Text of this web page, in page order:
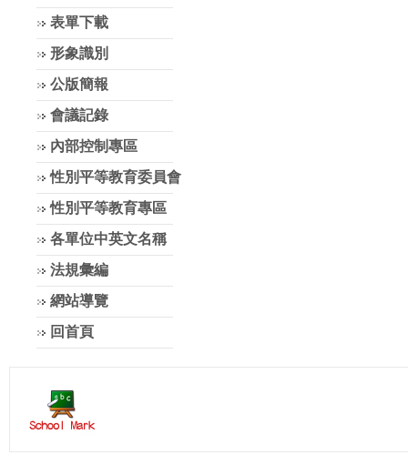
表單下載
形象識別
公版簡報
會議記錄
內部控制專區
性別平等教育委員會
性別平等教育專區
各單位中英文名稱
法規彙編
網站導覽
回首頁